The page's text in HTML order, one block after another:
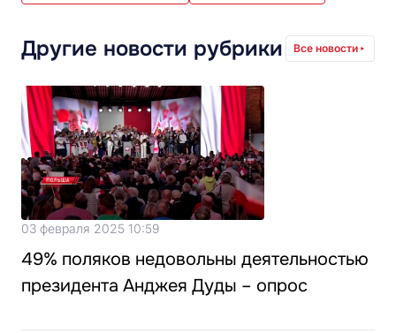
Другие новости рубрики Все новости
03 февраля 2025 10:59
49% поляков недовольны деятельностью
президента Анджея Дуды – опрос